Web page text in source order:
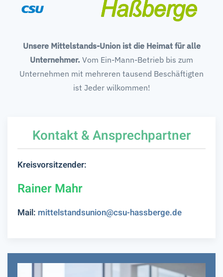
Unsere Mittelstands-Union ist die Heimat für alle
Unternehmer. Vom Ein-Mann-Betrieb bis zum
Unternehmen mit mehreren tausend Beschäftigten
ist Jeder wilkommen!
Kontakt & Ansprechpartner
Kreisvorsitzender:
Rainer Mahr
Mail: mittelstandsunion@csu-hassberge.de